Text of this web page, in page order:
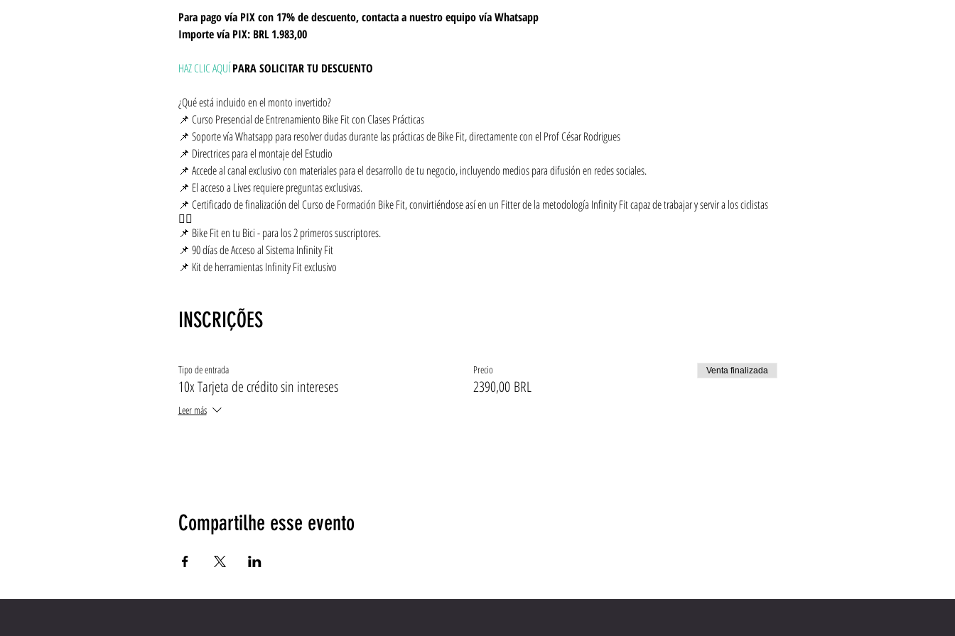
Para pago vía PIX con 17% de descuento, contacta a nuestro equipo vía Whatsapp
Importe vía PIX: BRL 1.983,00
HAZ CLIC AQUÍ PARA SOLICITAR TU DESCUENTO
¿Qué está incluido en el monto invertido?
📌 Curso Presencial de Entrenamiento Bike Fit con Clases Prácticas
📌 Soporte vía Whatsapp para resolver dudas durante las prácticas de Bike Fit, directamente con el Prof César Rodrigues
📌 Directrices para el montaje del Estudio
📌 Accede al canal exclusivo con materiales para el desarrollo de tu negocio, incluyendo medios para difusión en redes sociales.
📌 El acceso a Lives requiere preguntas exclusivas.
📌 Certificado de finalización del Curso de Formación Bike Fit, convirtiéndose así en un Fitter de la metodología Infinity Fit capaz de trabajar y servir a los ciclistas
🚴‍♂️
📌 Bike Fit en tu Bici - para los 2 primeros suscriptores.
📌 90 días de Acceso al Sistema Infinity Fit
📌 Kit de herramientas Infinity Fit exclusivo
INSCRIÇÕES
Tipo de entrada
10x Tarjeta de crédito sin intereses
Leer más
Precio
2390,00 BRL
Venta finalizada
Compartilhe esse evento